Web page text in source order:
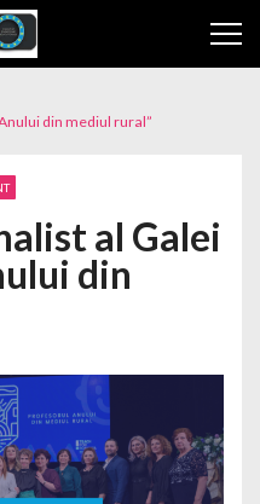
din mediul rural”
al Galei
din